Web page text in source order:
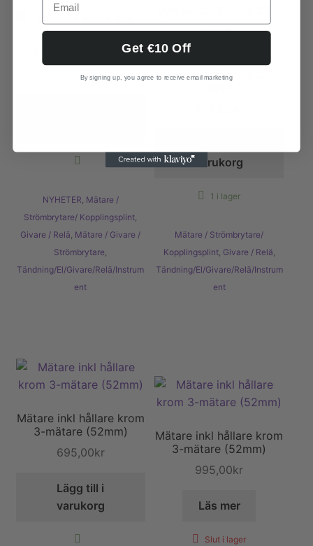
Kontakt block 3/8
125,00kr
NYHETER, Mätare /
Strömbrytare/ Kopplingsplint,
Givare / Relä, Mätare / Givare /
Strömbrytare,
Tändning/El/Givare/Relä/Instrum
ent
Syresensor Denso 234-
varukorg
1 i lager
Mätare / Strömbrytare/
Kopplingsplint, Givare / Relä,
Tändning/El/Givare/Relä/Instrum
ent
Mätare inkl hållare krom
3-mätare (52mm)
695,00kr
Lägg till i
varukorg
Mätare inkl hållare krom
3-mätare (52mm)
995,00kr
Läs mer
Slut i lager
Get €10 Off
By signing up, you agree to receive email marketing